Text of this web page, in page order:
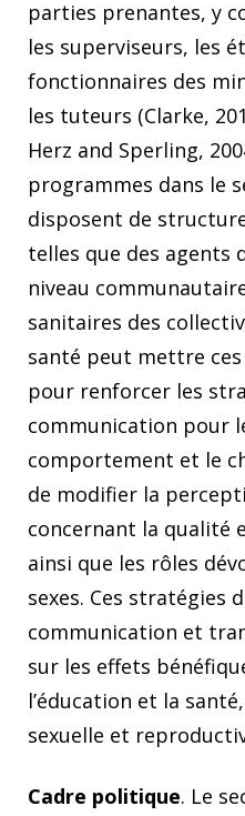
parties prenantes, y
les superviseurs, les
fonctionnaires des
les tuteurs (Clarke,
Herz and Sperling,
programmes dans le
disposent de
telles que des agents
niveau
sanitaires des
santé peut mettre
pour renforcer les
communication pour
comportement et le
de modifier la
concernant la qualité
ainsi que les rôles
sexes. Ces stratégies
communication et
sur les effets
l’éducation et la
sexuelle et
Cadre politique. Le